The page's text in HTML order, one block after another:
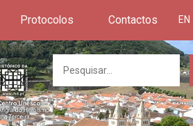
Protocolos Contactos EN